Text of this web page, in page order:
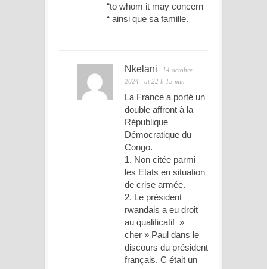
“to whom it may concern
“ ainsi que sa famille.
Nkelani
14 octobre
2024
at 22 h 13 min
La France a porté un
double affront à la
République
Démocratique du
Congo.
1. Non citée parmi
les Etats en situation
de crise armée.
2. Le président
rwandais a eu droit
au qualificatif »
cher » Paul dans le
discours du président
français. C était un